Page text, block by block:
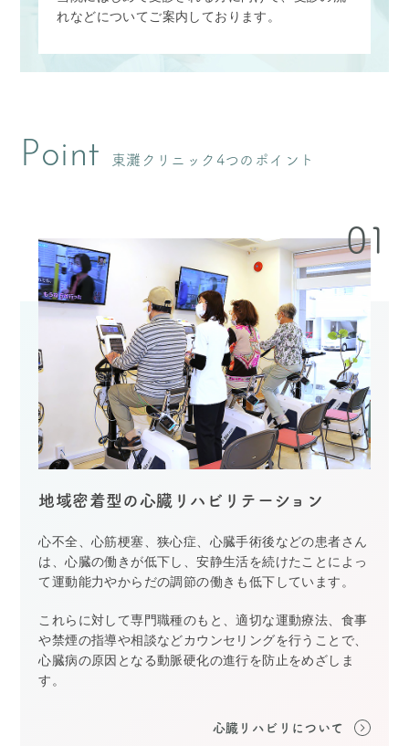
れなどについてご案内しております。
Point 東灘クリニック4つのポイント
地域密着型の心臓リハビリテーション
心不全、心筋梗塞、狭心症、心臓手術後などの患者さん
は、心臓の働きが低下し、安静生活を続けたことによっ
て運動能力やからだの調節の働きも低下しています。
これらに対して専門職種のもと、適切な運動療法、食事
や禁煙の指導や相談などカウンセリングを行うことで、
心臓病の原因となる動脈硬化の進行を防止をめざしま
す。
心臓リハビリについて